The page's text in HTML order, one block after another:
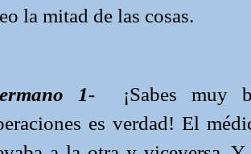
la mitad de las cosas.
1-
¡Sabes
es verdad! El